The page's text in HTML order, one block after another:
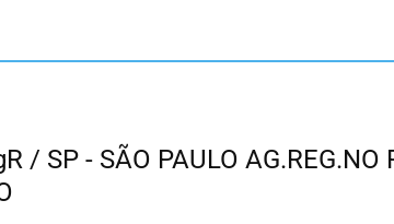
/ SP - SÃO PAULO AG.REG.NO